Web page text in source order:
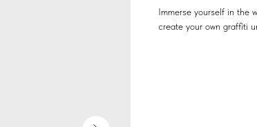
Immerse yourself in the
create your own graffiti